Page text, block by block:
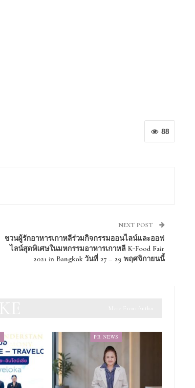
88
NEXT POST
ชวนผู้รักอาหารเกาหลีร่วมกิจกรรมออนไลน์และออฟ
ไลน์สุดพิเศษในมหกรรมอาหารเกาหลี K-Food Fair
2021 in Bangkok วันที่ 27 – 29 พฤศจิกายนนี้
PR NEWS